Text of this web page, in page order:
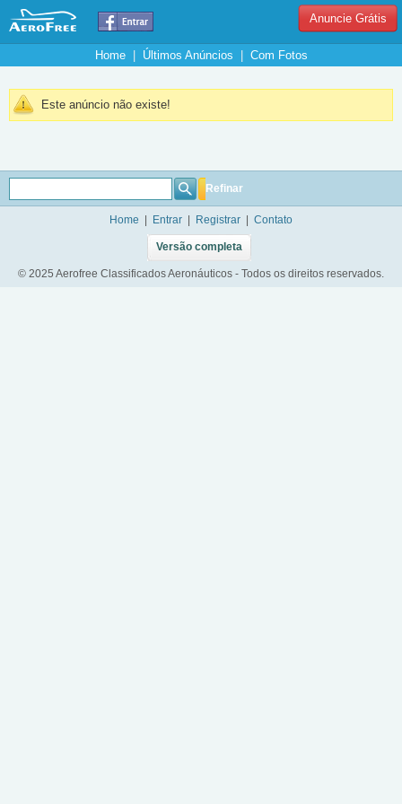
Anuncie Grátis
Home| Últimos Anúncios Com Fotos
Este anúncio não existe!
Refinar
Home Entrar Registrar Contato
Versão completa
© 2025 Aerofree Classificados Aeronáuticos - Todos os direitos reservados.